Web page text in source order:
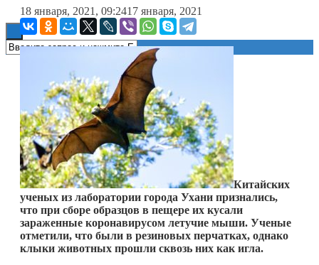
18 января, 2021, 09:2417 января, 2021
Китайских
ученых из лаборатории города Ухани признались,
что при сборе образцов в пещере их кусали
зараженные коронавирусом летучие мыши. Ученые
отметили, что были в резиновых перчатках, однако
клыки животных прошли сквозь них как игла.